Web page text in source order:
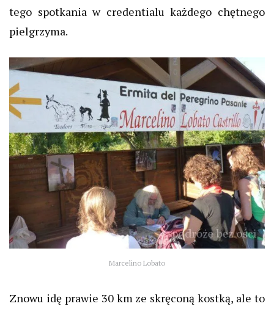
tego spotkania w credentialu każdego chętnego
pielgrzyma.
Marcelino Lobato
Znowu idę prawie 30 km ze skręconą kostką, ale to